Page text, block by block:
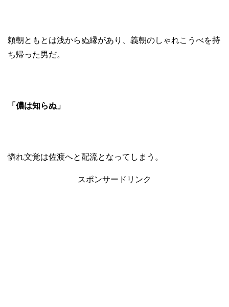
頼朝ともとは浅からぬ縁があり、義朝のしゃれこうべを持
ち帰った男だ。
「儂は知らぬ」
憐れ文覚は佐渡へと配流となってしまう。
スポンサードリンク